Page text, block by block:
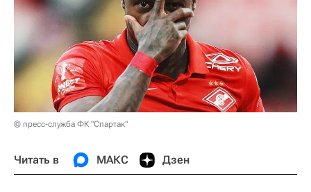
© пресс-служба ФК "Спартак"
Читать в МАКС Дзен